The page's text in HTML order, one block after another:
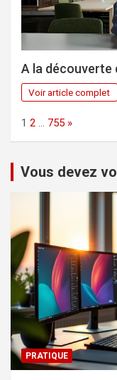
A la découverte
Voir article complet
Page:
1 2 … 755 Next
»
Vous devez
PRATIQUE